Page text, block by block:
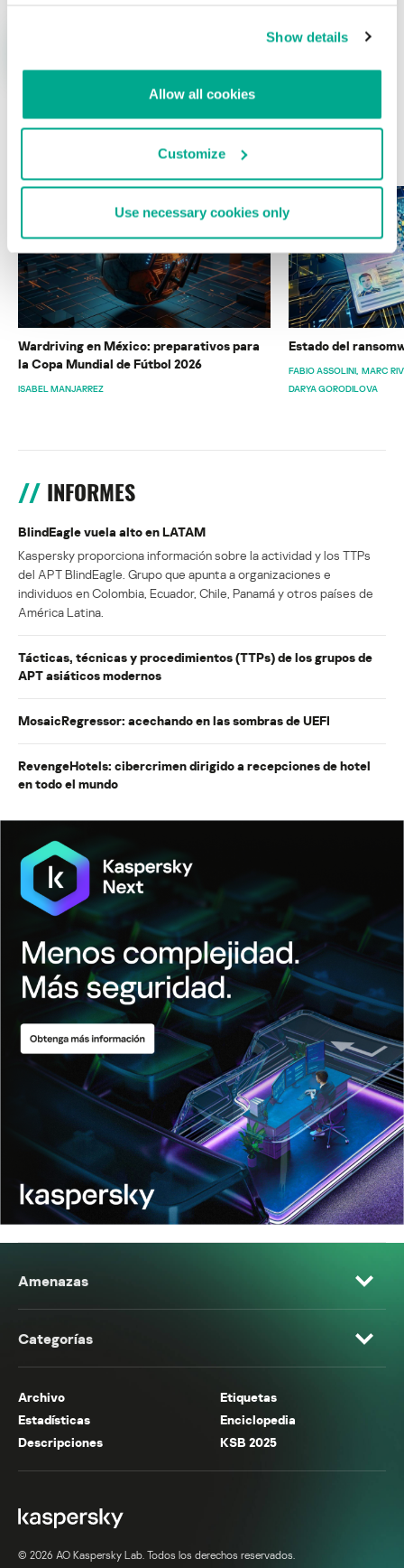
Show details
Allow all cookies
Customize
Use necessary cookies only
ÚLTIMAS PUBLICACIONES
Wardriving en México: preparativos para
la Copa Mundial de Fútbol 2026
ISABEL MANJARREZ
Estado del
FABIO ASSOLINI MARC
DARYA GORODILOVA
INFORMES
BlindEagle vuela alto en LATAM
Kaspersky proporciona información sobre la actividad y los TTPs
del APT BlindEagle. Grupo que apunta a organizaciones e
individuos en Colombia, Ecuador, Chile, Panamá y otros países de
América Latina.
Tácticas, técnicas y procedimientos (TTPs) de los grupos de
APT asiáticos modernos
MosaicRegressor: acechando en las sombras de UEFI
RevengeHotels: cibercrimen dirigido a recepciones de hotel
en todo el mundo
Amenazas
Categorías
Archivo
Etiquetas
Estadísticas
Enciclopedia
Descripciones
KSB 2025
© 2026 AO Kaspersky Lab. Todos los derechos reservados.